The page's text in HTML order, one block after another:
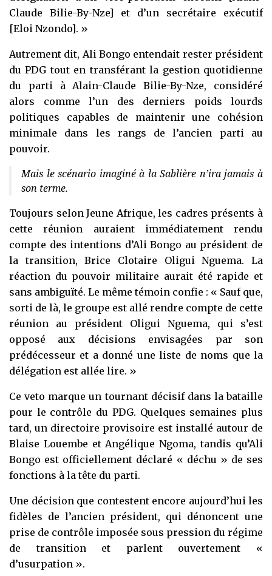
Claude Bilie-By-Nze] et d’un secrétaire exécutif
[Eloi Nzondo]. »
Autrement dit, Ali Bongo entendait rester président
du PDG tout en transférant la gestion quotidienne
du parti à Alain-Claude Bilie-By-Nze, considéré
alors comme l’un des derniers poids lourds
politiques capables de maintenir une cohésion
minimale dans les rangs de l’ancien parti au
pouvoir.
Mais le scénario imaginé à la Sablière n’ira jamais à
son terme.
Toujours selon Jeune Afrique, les cadres présents à
cette réunion auraient immédiatement rendu
compte des intentions d’Ali Bongo au président de
la transition, Brice Clotaire Oligui Nguema. La
réaction du pouvoir militaire aurait été rapide et
sans ambiguïté. Le même témoin confie : « Sauf que,
sorti de là, le groupe est allé rendre compte de cette
réunion au président Oligui Nguema, qui s’est
opposé aux décisions envisagées par son
prédécesseur et a donné une liste de noms que la
délégation est allée lire. »
Ce veto marque un tournant décisif dans la bataille
pour le contrôle du PDG. Quelques semaines plus
tard, un directoire provisoire est installé autour de
Blaise Louembe et Angélique Ngoma, tandis qu’Ali
Bongo est officiellement déclaré « déchu » de ses
fonctions à la tête du parti.
Une décision que contestent encore aujourd’hui les
fidèles de l’ancien président, qui dénoncent une
prise de contrôle imposée sous pression du régime
de transition et parlent ouvertement «
d’usurpation ».